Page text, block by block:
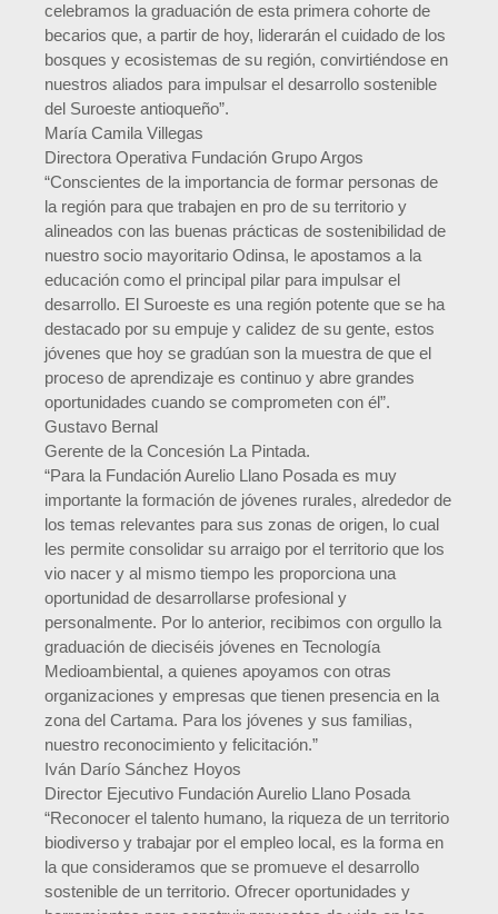
celebramos la graduación de esta primera cohorte de
becarios que, a partir de hoy, liderarán el cuidado de los
bosques y ecosistemas de su región, convirtiéndose en
nuestros aliados para impulsar el desarrollo sostenible
del Suroeste antioqueño”.
María Camila Villegas
Directora Operativa Fundación Grupo Argos
“Conscientes de la importancia de formar personas de
la región para que trabajen en pro de su territorio y
alineados con las buenas prácticas de sostenibilidad de
nuestro socio mayoritario Odinsa, le apostamos a la
educación como el principal pilar para impulsar el
desarrollo. El Suroeste es una región potente que se ha
destacado por su empuje y calidez de su gente, estos
jóvenes que hoy se gradúan son la muestra de que el
proceso de aprendizaje es continuo y abre grandes
oportunidades cuando se comprometen con él”.
Gustavo Bernal
Gerente de la Concesión La Pintada.
“Para la Fundación Aurelio Llano Posada es muy
importante la formación de jóvenes rurales, alrededor de
los temas relevantes para sus zonas de origen, lo cual
les permite consolidar su arraigo por el territorio que los
vio nacer y al mismo tiempo les proporciona una
oportunidad de desarrollarse profesional y
personalmente. Por lo anterior, recibimos con orgullo la
graduación de dieciséis jóvenes en Tecnología
Medioambiental, a quienes apoyamos con otras
organizaciones y empresas que tienen presencia en la
zona del Cartama. Para los jóvenes y sus familias,
nuestro reconocimiento y felicitación.”
Iván Darío Sánchez Hoyos
Director Ejecutivo Fundación Aurelio Llano Posada
“Reconocer el talento humano, la riqueza de un territorio
biodiverso y trabajar por el empleo local, es la forma en
la que consideramos que se promueve el desarrollo
sostenible de un territorio. Ofrecer oportunidades y